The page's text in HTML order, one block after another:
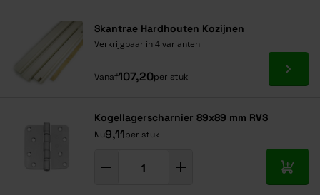
Skantrae Hardhouten Kozijnen
Verkrijgbaar in 4 varianten
Vanaf107,20per stuk Ga
Kogellagerscharnier 89x89 mm RVS
Nu9,11per stuk
In